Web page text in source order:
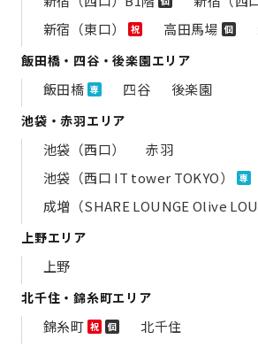
新宿（東口）
祝 高田馬場 個
飯田橋・四谷・後楽園エリア
飯田橋 専 四谷 後楽園
池袋・赤羽エリア
池袋（西口）
赤羽
池袋（西口 IT tower TOKYO）
専
成増（SHARE LOUNGE Olive
上野エリア
上野
北千住・錦糸町エリア
錦糸町 祝 個 北千住